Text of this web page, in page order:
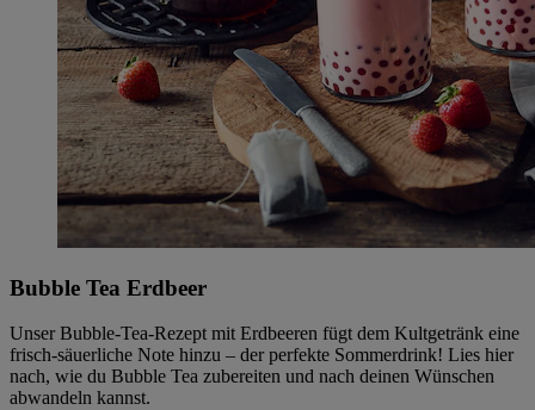
Bubble Tea Erdbeer
Unser Bubble-Tea-Rezept mit Erdbeeren fügt dem Kultgetränk eine
frisch-säuerliche Note hinzu – der perfekte Sommerdrink! Lies hier
nach, wie du Bubble Tea zubereiten und nach deinen Wünschen
abwandeln kannst.